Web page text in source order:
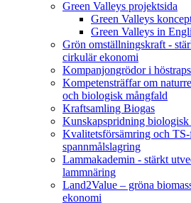
Green Valleys projektsida
Green Valleys
Green Valleys in
Grön omställningskraft -
cirkulär ekonomi
Kompanjongrödor i höstraps
Kompetensträffar om
och biologisk mångfald
Kraftsamling Biogas
Kunskapspridning biologisk
Kvalitetsförsämring och
spannmålslagring
Lammakademin - stärkt
lammnäring
Land2Value – gröna
ekonomi